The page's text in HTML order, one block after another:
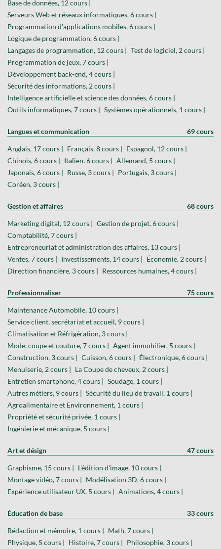
Base de données, 12 cours |
Serveurs Web et réseaux informatiques, 6 cours |
Programmation d'applications mobiles, 6 cours |
Logique de programmation, 6 cours |
Langages de programmation, 12 cours | Test de logiciel, 2 cours |
Programmation de jeux, 7 cours |
Développement back-end, 4 cours |
Sécurité des informations, 2 cours |
Intelligence artificielle et science des données, 6 cours |
Outils informatiques, 7 cours | Systèmes opérationnels, 1 cours |
Langues et communication 69 cours
Anglais, 17 cours | Français, 8 cours | Espagnol, 12 cours |
Chinois, 6 cours | Italien, 6 cours | Allemand, 5 cours |
Japonais, 6 cours | Russe, 3 cours | Portugais, 3 cours |
Coréen, 3 cours |
Gestion et affaires 68 cours
Marketing digital, 12 cours | Gestion de projet, 6 cours |
Comptabilité, 7 cours |
Entrepreneuriat et administration des affaires, 13 cours |
Ventes, 7 cours | Investissements, 14 cours | Économie, 2 cours |
Direction financière, 3 cours | Ressources humaines, 4 cours |
Professionnaliser 75 cours
Maintenance Automobile, 10 cours |
Service client, secrétariat et accueil, 9 cours |
Climatisation et Réfrigération, 3 cours |
Mode, coupe et couture, 7 cours | Agent immobilier, 5 cours |
Construction, 3 cours | Cuisson, 6 cours | Électronique, 6 cours |
Menuiserie, 2 cours | La Coupe de cheveux, 2 cours |
Entretien smartphone, 4 cours | Soudage, 1 cours |
Autres métiers, 9 cours | Sécurité du lieu de travail, 1 cours |
Agroalimentaire et Environnement, 1 cours |
Propriété et sécurité privée, 1 cours |
Ingénierie et mécanique, 5 cours |
Art et désign 47 cours
Graphisme, 15 cours | L'édition d'image, 10 cours |
Montage vidéo, 7 cours | Modélisation 3D, 6 cours |
Expérience utilisateur UX, 5 cours | Animations, 4 cours |
Éducation de base 33 cours
Rédaction et mémoire, 1 cours | Math, 7 cours |
Physique, 5 cours | Histoire, 7 cours | Philosophie, 3 cours |